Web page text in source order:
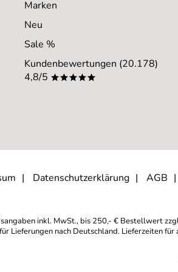
Marken
Neu
Sale %
Kundenbewertungen (20.178)
4,8/5 *****
Datenschutzerklärung AGB
inkl. MwSt., bis 250,- € Bestellwert
Lieferungen nach Deutschland. Lieferzeiten